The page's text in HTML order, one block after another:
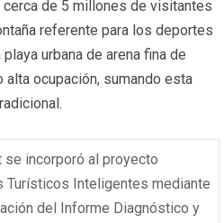
de 5 millones de visitantes
referente para los deportes
urbana de arena fina de
ocupación, sumando esta
se incorporó al proyecto
Turísticos Inteligentes mediante
del Informe Diagnóstico y